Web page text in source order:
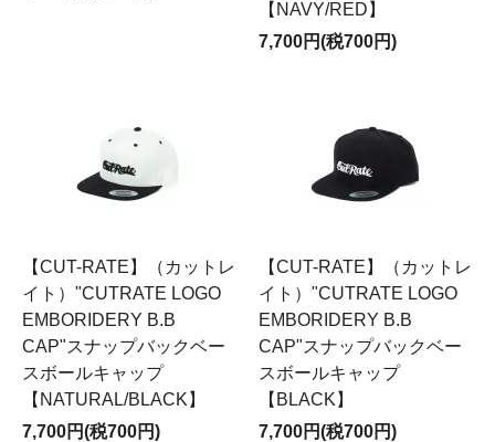
【NAVY/RED】
7,700円(税700円)
【CUT-RATE】（カットレ
イト）"CUTRATE LOGO
EMBORIDERY B.B
CAP"スナップバックベー
スボールキャップ
【NATURAL/BLACK】
7,700円(税700円)
【CUT-RATE】（カットレ
イト）"CUTRATE LOGO
EMBORIDERY B.B
CAP"スナップバックベー
スボールキャップ
【BLACK】
7,700円(税700円)